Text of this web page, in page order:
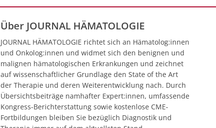
Über JOURNAL HÄMATOLOGIE
JOURNAL HÄMATOLOGIE richtet sich an Hämatolog:innen
und Onkolog:innen und widmet sich den benignen und
malignen hämatologischen Erkrankungen und zeichnet
auf wissenschaftlicher Grundlage den State of the Art
der Therapie und deren Weiterentwicklung nach. Durch
Übersichtsbeiträge namhafter Expert:innen, umfassende
Kongress-Berichterstattung sowie kostenlose CME-
Fortbildungen bleiben Sie bezüglich Diagnostik und